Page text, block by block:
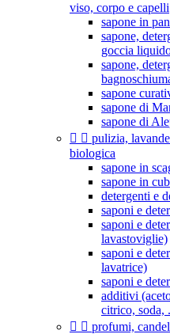
viso, corpo e capelli
sapone in
sapone,
goccia
sapone,
sapone
sapone di
sapone di
  pulizia,
biologica
sapone in
sapone in
detergenti e
saponi e
saponi e
lavastoviglie)
saponi e
lavatrice)
saponi e
additivi
citrico, soda,
  profumi,